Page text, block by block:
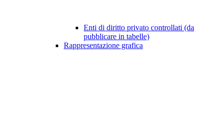
Enti di diritto privato controllati (da
pubblicare in tabelle)
Rappresentazione grafica